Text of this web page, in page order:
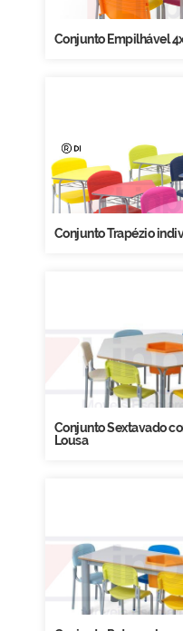
Conjunto Empilhável
Conjunto Trapézio
Conjunto Sextavado
Lousa